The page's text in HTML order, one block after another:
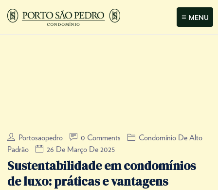
MENU
Portosaopedro 0 Comments
Condomínio De Alto
Padrão
26 De Março De 2025
Sustentabilidade em condomínios
de luxo: práticas e vantagens